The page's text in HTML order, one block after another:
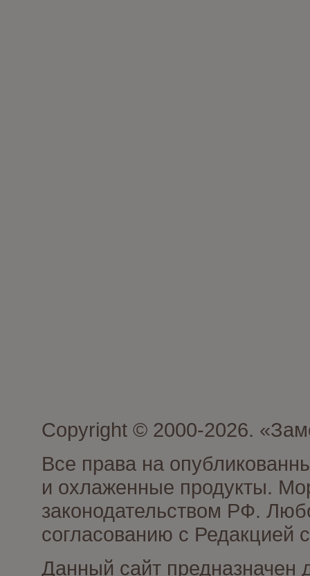
Copyright © 2000-2026.
Все права на
и охлаженные продукты.
законодательством РФ.
согласованию с Редакцией
Данный сайт предназначен